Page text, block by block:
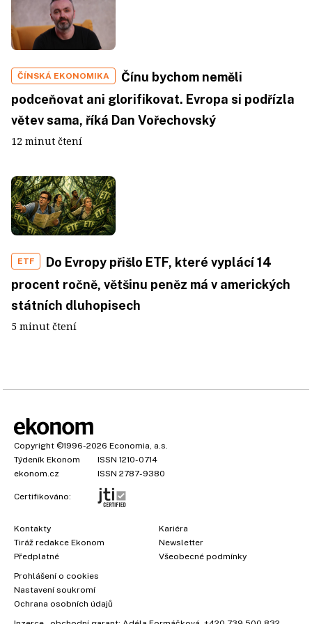
ČÍNSKÁ EKONOMIKA
Čínu bychom neměli
podceňovat ani glorifikovat. Evropa si podřízla
větev sama, říká Dan Vořechovský
12 minut čtení
ETF
Do Evropy přišlo ETF, které vyplácí 14
procent ročně, většinu peněz má v amerických
státních dluhopisech
5 minut čtení
Copyright ©1996-2026 Economia, a.s.
Týdeník Ekonom
ISSN 1210-0714
ekonom.cz
ISSN 2787-9380
Certifikováno:
Kontakty
Tiráž redakce Ekonom
Předplatné
Kariéra
Newsletter
Všeobecné podmínky
Prohlášení o cookies
Nastavení soukromí
Ochrana osobních údajů